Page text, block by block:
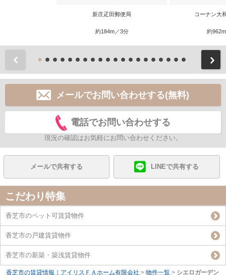
新庄疋田郵便局
約184m／3分
コーナン大
約
メールでお問い合わせする(無料)
電話でお問い合わせする
現況の確認はお気軽にお問い合わせください。
メールで共有する LINEで共有する
こだわり特集
香芝市のペット可賃貸物件
香芝市の戸建賃貸物件
香芝市の新築・築浅賃貸物件
香芝市の賃貸情報｜アイリスＦＡホーム有限会社 > 物件一覧 > シエロガーデン